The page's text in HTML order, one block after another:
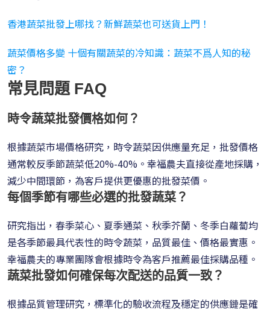
香港蔬菜批發上哪找？新鮮蔬菜也可送貨上門！
蔬菜價格多變 十個有關蔬菜的冷知識：蔬菜不爲人知的秘
密？
常見問題 FAQ
時令蔬菜批發價格如何？
根據蔬菜市場價格研究，時令蔬菜因供應量充足，批發價格
通常較反季節蔬菜低20%-40%。幸福農夫直接從產地採購，
減少中間環節，為客戶提供更優惠的批發菜價。
每個季節有哪些必選的批發蔬菜？
研究指出，春季菜心、夏季通菜、秋季芥蘭、冬季白蘿蔔均
是各季節最具代表性的時令蔬菜，品質最佳、價格最實惠。
幸福農夫的專業團隊會根據時令為客戶推薦最佳採購品種。
蔬菜批發如何確保每次配送的品質一致？
根據品質管理研究，標準化的驗收流程及穩定的供應鏈是確